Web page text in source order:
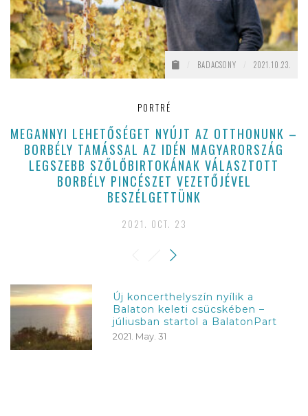
BADACSONY 2021.10.23.
PORTRÉ
MEGANNYI LEHETŐSÉGET NYÚJT AZ OTTHONUNK –
BORBÉLY TAMÁSSAL AZ IDÉN MAGYARORSZÁG
LEGSZEBB SZŐLŐBIRTOKÁNAK VÁLASZTOTT
BORBÉLY PINCÉSZET VEZETŐJÉVEL
BESZÉLGETTÜNK
2021. OCT. 23
Új koncerthelyszín nyílik a
Balaton keleti csücskében –
júliusban startol a BalatonPart
2021. May. 31